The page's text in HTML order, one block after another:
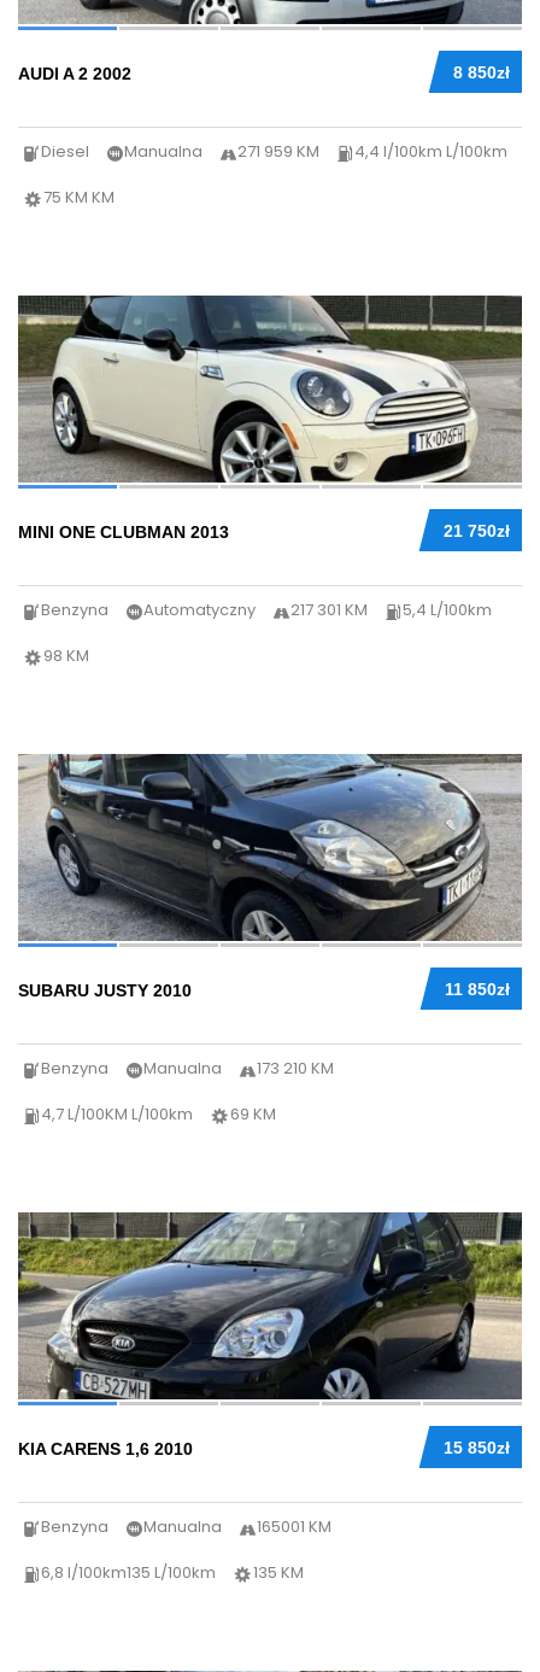
8 850zł
AUDI A 2 2002
Diesel Manualna 271 959 KM
4,4 l/100km L/100km
75 KM KM
37
21 750zł
MINI ONE CLUBMAN 2013
Benzyna Automatyczny 217 301 KM
5,4 L/100km
98 KM
26
11 850zł
SUBARU JUSTY 2010
Benzyna Manualna
173 210 KM
4,7 L/100KM L/100km
69 KM
40
15 850zł
KIA CARENS 1,6 2010
Benzyna Manualna
165001 KM
6,8 l/100km135 L/100km
135 KM